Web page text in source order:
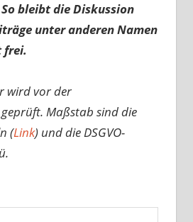
bleibt die Diskussion
unter anderen Namen
frei.
wird vor der
Maßstab sind die
(Link) und die DSGVO-